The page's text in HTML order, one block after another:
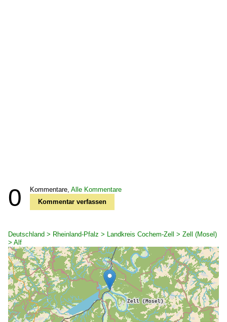
0 Kommentare, Alle Kommentare
Kommentar verfassen
Deutschland > Rheinland-Pfalz > Landkreis Cochem-Zell > Zell (Mosel)
> Alf